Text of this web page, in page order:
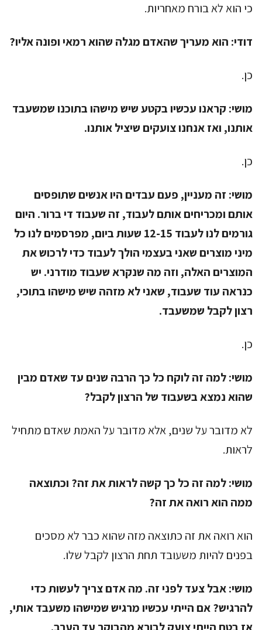
כי הוא לא בורח מאחריות.
דודי: הוא מעריך שהאדם מגלה שהוא רמאי ופונה אליו?
כן.
מושי: קראנו עכשיו בקטע שיש מישהו בתוכנו שמשעבד
אותנו, ואז אנחנו צועקים שיציל אותנו.
כן.
מושי: זה מעניין, פעם עבדים היו אנשים שתופסים
אותם ומכריחים אותם לעבוד, זה שעבוד די ברור. היום
גורמים לנו לעבוד 12-15 שעות ביום, מפרסמים לנו כל
מיני מוצרים שאני בעצמי הולך לעבוד כדי לרכוש את
המוצרים האלה, וזה מה שנקרא שעבוד מודרני. יש
כנראה עוד שעבוד, שאני לא מזהה שיש מישהו בתוכי,
רצון לקבל שמשעבד.
כן.
מושי:למה זה לוקח כל כך הרבה שנים עד שאדם מבין
שהוא נמצא בשעבוד של הרצון לקבל?
לא מדובר על שנים, אלא מדובר על האמת שאדם מתחיל
לראות.
מושי:למה זה כל כך קשה לראות את זה? וכתוצאה
ממה הוא רואה את זה?
הוא רואה את זה כתוצאה מזה שהוא כבר לא מסכים
בפנים להיות משעובד תחת הרצון לקבל שלו.
מושי:אבל צעד לפני זה. מה אדם צריך לעשות כדי
להרגיש? אם הייתי עכשיו מרגיש שמישהו משעבד אותי,